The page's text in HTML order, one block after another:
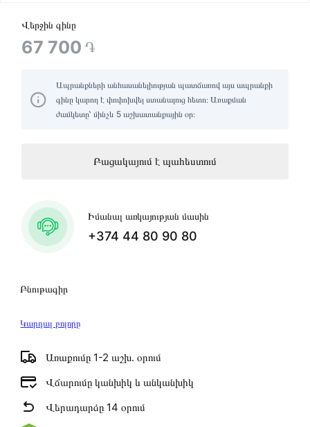
Բնութագիր
Կարդալ բոլորը
Առաքումը 1-2 աշխ․ օրում
Վճարումը կանխիկ և անկանխիկ
Վերադարձը 14 օրում
Վերջին գինը
67 700 ֏
Ապրանքների անհասանելիության պատճառով այս ապրանքի
գինը կարող է փոփոխվել ստանալուց հետո։ Առաքման
ժամկետը՝ մինչև 5 աշխատանքային օր։
Բացակայում է պահեստում
Իմանալ առկայության մասին
+374 44 80 90 80